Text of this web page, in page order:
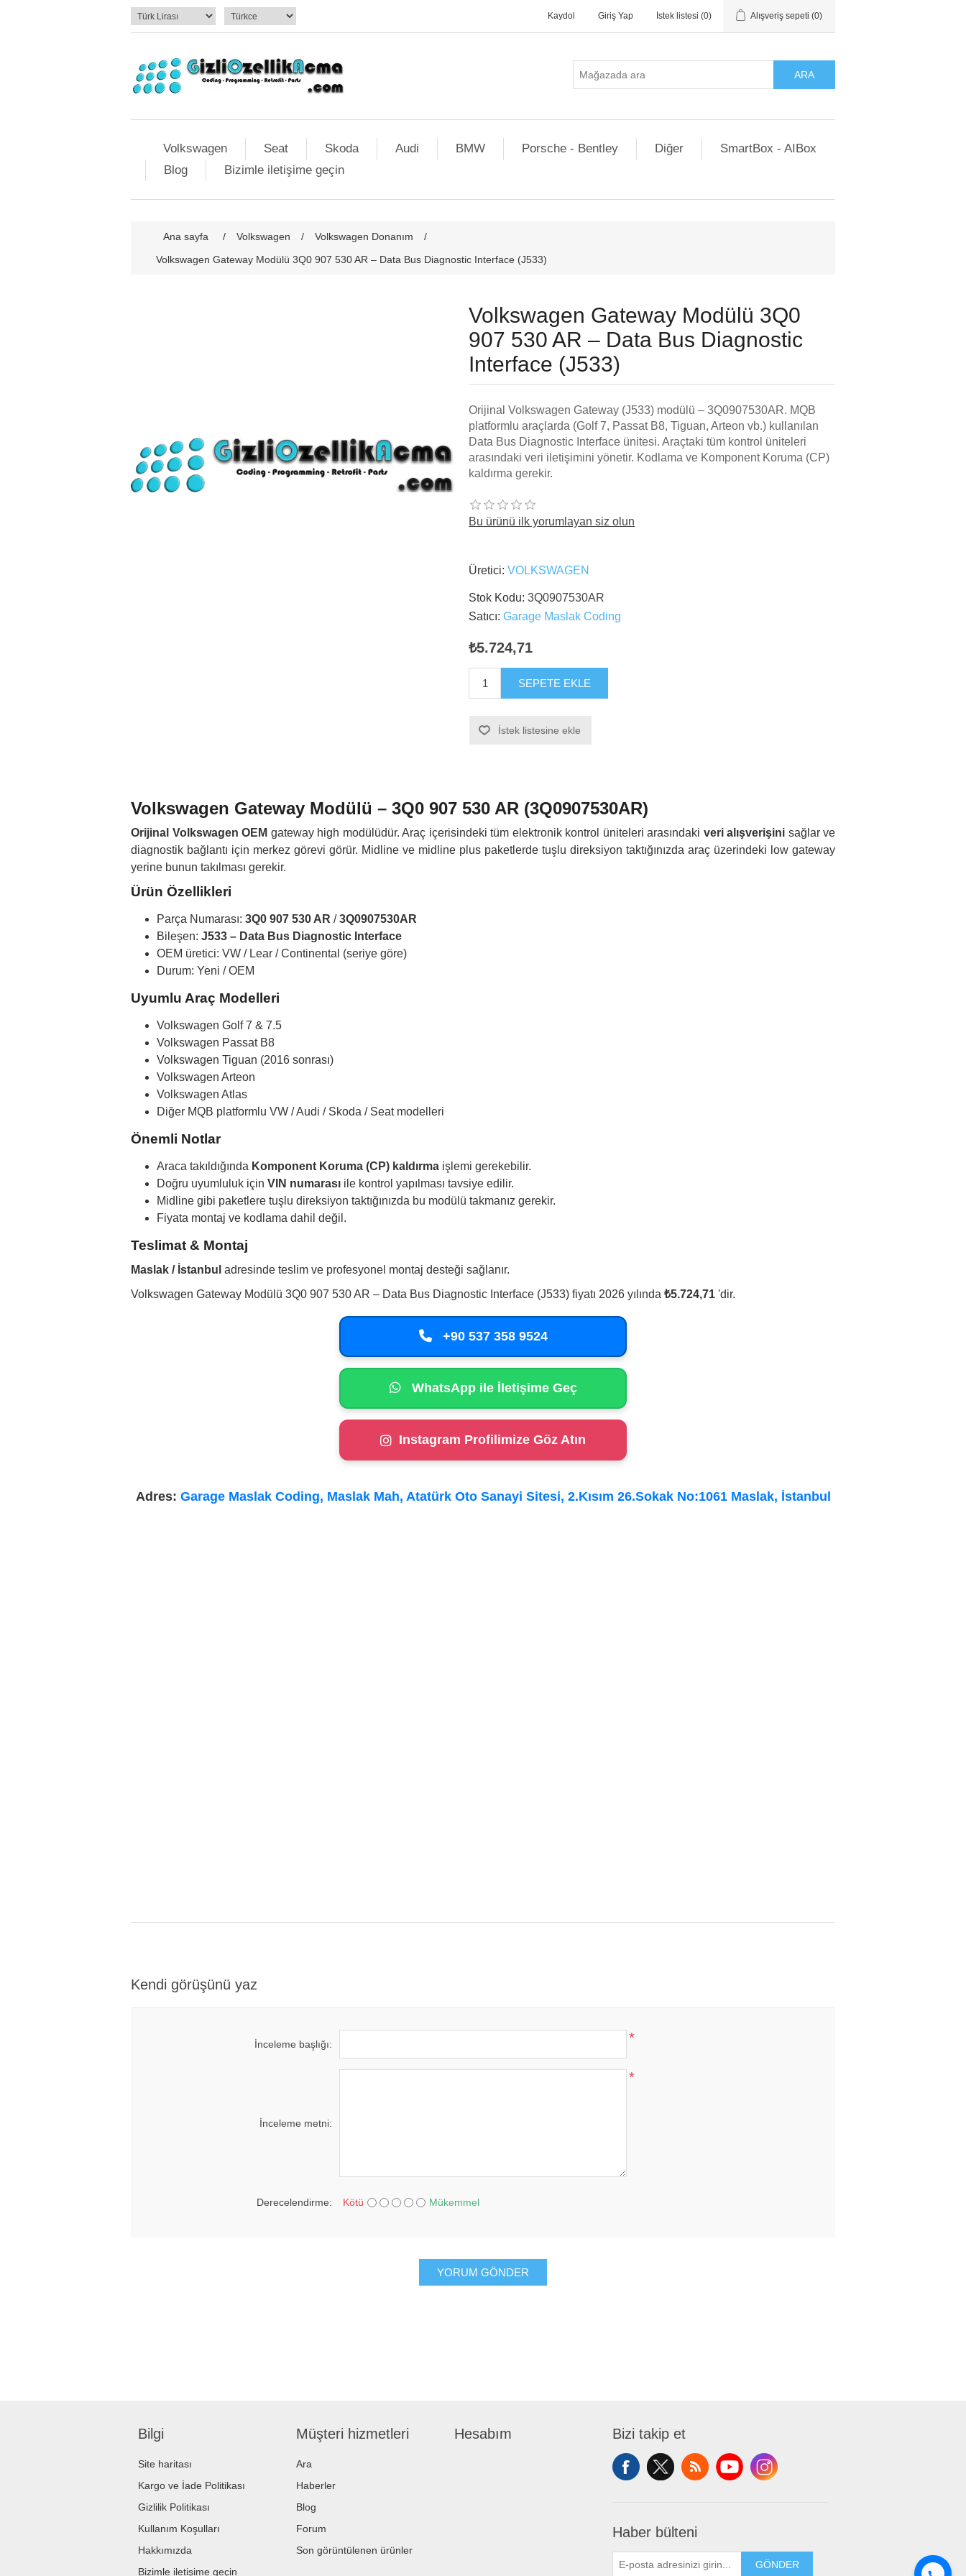
Kaydol Giriş Yap İstek listesi (0) Alışveriş sepeti (0)
ARA
Volkswagen Seat Skoda Audi BMW Porsche - Bentley Diğer
SmartBox - AIBox
Blog
Bizimle iletişime geçin
Ana sayfa / Volkswagen / Volkswagen Donanım
/
Volkswagen Gateway Modülü 3Q0 907 530 AR – Data Bus Diagnostic Interface (J533)
Volkswagen Gateway Modülü 3Q0
907 530 AR – Data Bus Diagnostic
Interface (J533)
Orijinal Volkswagen Gateway (J533) modülü – 3Q0907530AR. MQB
platformlu araçlarda (Golf 7, Passat B8, Tiguan, Arteon vb.) kullanılan
Data Bus Diagnostic Interface ünitesi. Araçtaki tüm kontrol üniteleri
arasındaki veri iletişimini yönetir. Kodlama ve Komponent Koruma (CP)
kaldırma gerekir.
Bu ürünü ilk yorumlayan siz olun
Üretici: VOLKSWAGEN
Stok Kodu: 3Q0907530AR
Satıcı: Garage Maslak Coding
₺5.724,71
SEPETE EKLE
İstek listesine ekle
Volkswagen Gateway Modülü – 3Q0 907 530 AR (3Q0907530AR)
Orijinal Volkswagen OEM gateway high modülüdür. Araç içerisindeki tüm elektronik kontrol üniteleri arasındaki veri alışverişini sağlar ve
diagnostik bağlantı için merkez görevi görür. Midline ve midline plus paketlerde tuşlu direksiyon taktığınızda araç üzerindeki low gateway
yerine bunun takılması gerekir.
Ürün Özellikleri
Parça Numarası: 3Q0 907 530 AR /3Q0907530AR
Bileşen: J533 – Data Bus Diagnostic Interface
OEM üretici: VW / Lear / Continental (seriye göre)
Durum: Yeni / OEM
Uyumlu Araç Modelleri
Volkswagen Golf 7 & 7.5
Volkswagen Passat B8
Volkswagen Tiguan (2016 sonrası)
Volkswagen Arteon
Volkswagen Atlas
Diğer MQB platformlu VW / Audi / Skoda / Seat modelleri
Önemli Notlar
Araca takıldığında Komponent Koruma (CP) kaldırma işlemi gerekebilir.
Doğru uyumluluk için VIN numarası ile kontrol yapılması tavsiye edilir.
Midline gibi paketlere tuşlu direksiyon taktığınızda bu modülü takmanız gerekir.
Fiyata montaj ve kodlama dahil değil.
Teslimat & Montaj
Maslak / İstanbul adresinde teslim ve profesyonel montaj desteği sağlanır.
Volkswagen Gateway Modülü 3Q0 907 530 AR – Data Bus Diagnostic Interface (J533) fiyatı 2026 yılında ₺5.724,71 'dir.
+90 537 358 9524
WhatsApp ile İletişime Geç
Instagram Profilimize Göz Atın
Adres: Garage Maslak Coding, Maslak Mah, Atatürk Oto Sanayi Sitesi, 2.Kısım 26.Sokak No:1061 Maslak, İstanbul
Kendi görüşünü yaz
İnceleme başlığı: *
İnceleme metni:
*
Derecelendirme: Kötü Mükemmel
YORUM GÖNDER
Bilgi
Site haritası
Kargo ve İade Politikası
Gizlilik Politikası
Kullanım Koşulları
Hakkımızda
Bizimle iletişime geçin
Müşteri hizmetleri
Ara
Haberler
Blog
Forum
Son görüntülenen ürünler
Hesabım Bizi takip et
Haber bülteni
GÖNDER